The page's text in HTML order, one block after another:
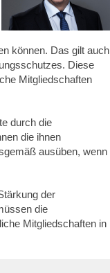
können. Das gilt auch
Diese
Mitgliedschaften
durch die
die ihnen
ausüben, wenn
der
die
Mitgliedschaften in